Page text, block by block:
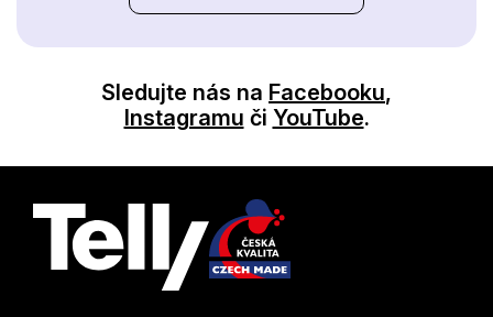
Sledujte nás na Facebooku,
Instagramu či YouTube.